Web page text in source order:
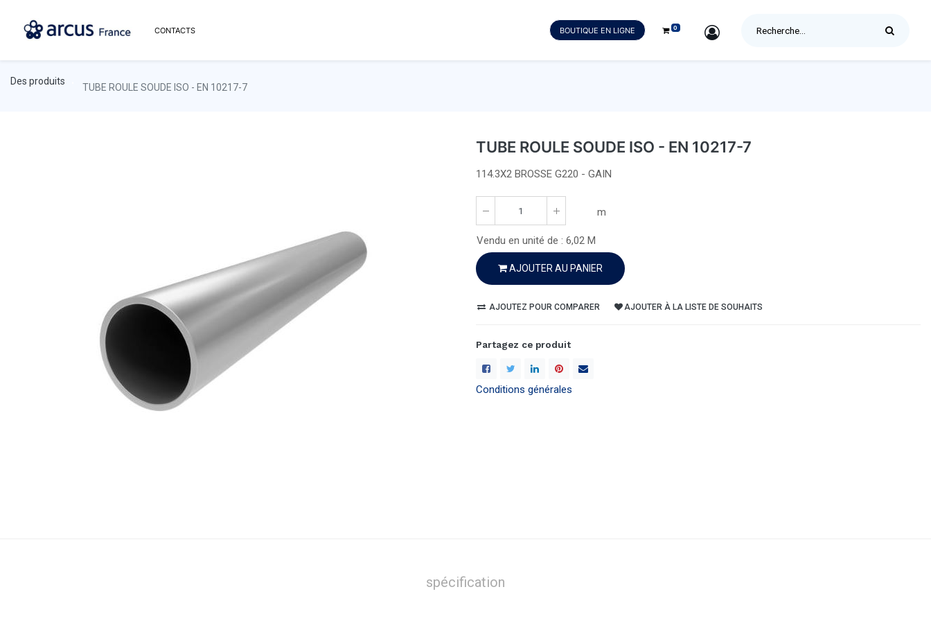
CONTACTS BOUTIQUE EN LIGNE 0 SIGN IN
Des produits
TUBE ROULE SOUDE ISO - EN 10217-7
TUBE ROULE SOUDE ISO - EN 10217-7
114.3X2 BROSSE G220 - GAIN
m
Vendu en unité de : 6,02 M
AJOUTER AU PANIER
AJOUTEZ POUR COMPARER AJOUTER À LA LISTE DE SOUHAITS
Partagez ce produit
Conditions générales
spécification